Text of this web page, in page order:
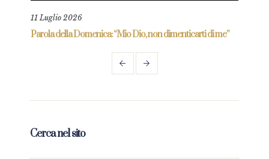
11 Luglio 2026
Parola della Domenica: “Mio Dio, non dimenticarti di me”
Cerca nel sito